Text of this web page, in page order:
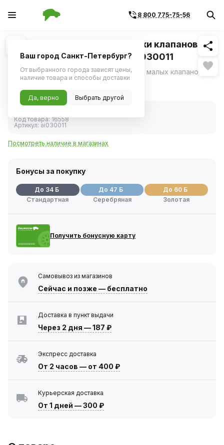
8 800 775-75-56
1/1 Похожие
Приспособление для притирки клапанов
5/8"-13/16" (JONNESWAY) AI030011
Приспособление для ручной притирки малых клапанов.
Код товара:16558
Артикул: ai030011
Посмотреть наличие в магазинах
Бонусы за покупку
До 34 Б
Стандартная
До 47 Б
Серебряная
До 60 Б
Золотая
Получить бонусную карту
Самовывоз из магазинов
Сейчас и позже — бесплатно
Доставка в пункт выдачи
Через 2 дня —187 ₽
Экспресс доставка
От 2 часов — от 400 ₽
Курьерская доставка
От 1 дней —300 ₽
Ваш город Санкт-Петербург?
От выбранного города зависят цены,
наличие товара и способы доставки
Да, верно Выбрать другой